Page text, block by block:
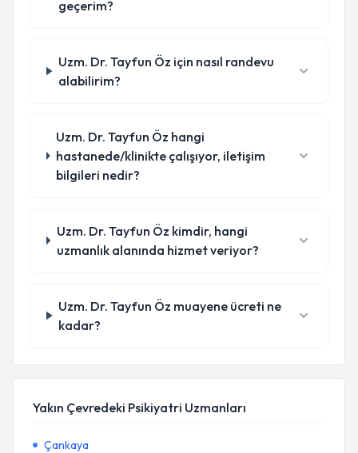
geçerim?
Uzm. Dr. Tayfun Öz için nasıl randevu
alabilirim?
Uzm. Dr. Tayfun Öz hangi
hastanede/klinikte çalışıyor, iletişim
bilgileri nedir?
Uzm. Dr. Tayfun Öz kimdir, hangi
uzmanlık alanında hizmet veriyor?
Uzm. Dr. Tayfun Öz muayene ücreti ne
kadar?
Yakın Çevredeki Psikiyatri Uzmanları
Çankaya